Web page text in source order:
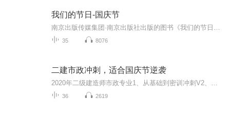
我们的节日-国庆节
35 8076
二建市政冲刺，适合国庆节逆袭
36 2619